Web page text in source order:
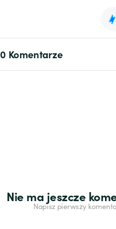
0 Komentarze
Nie ma jeszcze
Napisz pierwszy